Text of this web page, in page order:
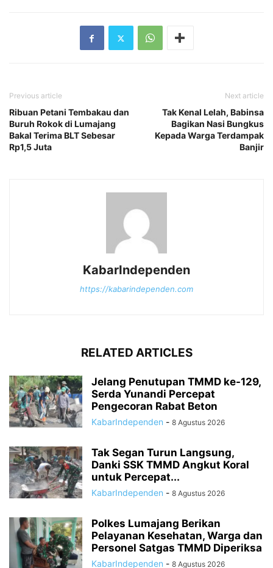
Previous article
Ribuan Petani Tembakau dan
Buruh Rokok di Lumajang
Bakal Terima BLT Sebesar
Rp1,5 Juta
Next article
Tak Kenal Lelah, Babinsa
Bagikan Nasi Bungkus
Kepada Warga Terdampak
Banjir
KabarIndependen
https://kabarindependen.com
RELATED ARTICLES
Jelang Penutupan TMMD ke-129,
Serda Yunandi Percepat
Pengecoran Rabat Beton
KabarIndependen - 8 Agustus 2026
Tak Segan Turun Langsung,
Danki SSK TMMD Angkut Koral
untuk Percepat...
KabarIndependen - 8 Agustus 2026
Polkes Lumajang Berikan
Pelayanan Kesehatan, Warga dan
Personel Satgas TMMD Diperiksa
KabarIndependen - 8 Agustus 2026